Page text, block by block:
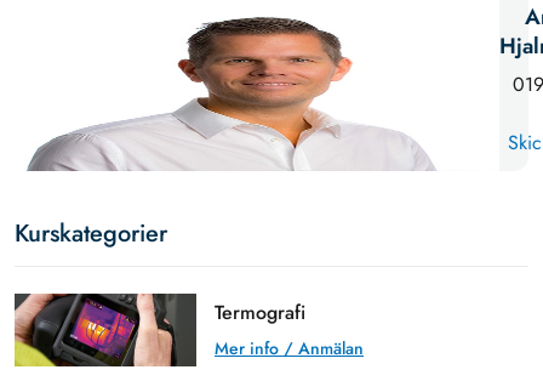
Kurskategorier
Termografi
Mer info / Anmälan